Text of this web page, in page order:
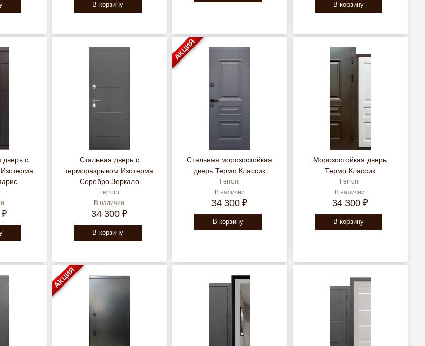
В корзину В корзину
дверь с
Стальная дверь с
терморазрывом Изотерма
Серебро Зеркало
Ferroni
В наличии
34 300 ₽
В корзину
Стальная морозостойкая
дверь Термо Классик
Ferroni
В наличии
34 300 ₽
В корзину
АКЦИЯ
Морозостойкая дверь
Термо Классик
Ferroni
В наличии
34 300 ₽
В корзину
АКЦИЯ